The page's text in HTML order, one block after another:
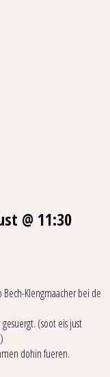
@ 11:30
Klengmaacher bei de
(soot eis just
dohin fueren.